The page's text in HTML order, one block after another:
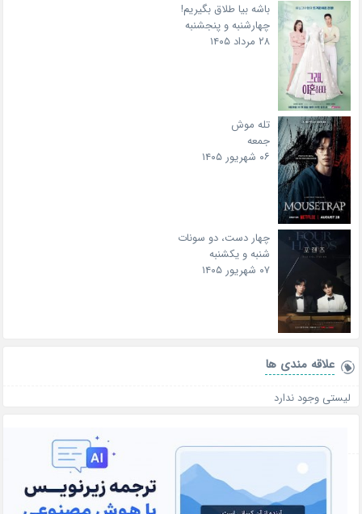
باشه بیا طلاق بگیریم!
چهارشنبه و پنجشنبه
۲۸ مرداد ۱۴۰۵
تله موش
جمعه
۰۶ شهریور ۱۴۰۵
چهار دست، دو سونات
شنبه و یکشنبه
۰۷ شهریور ۱۴۰۵
علاقه‌ مندی ها
لیستی وجود ندارد